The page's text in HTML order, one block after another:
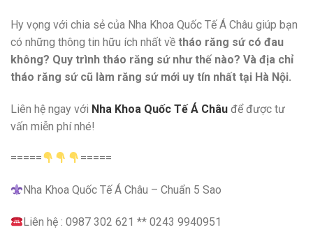
Hy vọng với chia sẻ của Nha Khoa Quốc Tế Á Châu giúp bạn
có những thông tin hữu ích nhất về tháo răng sứ có đau
không? Quy trình tháo răng sứ như thế nào? Và địa chỉ
tháo răng sứ cũ làm răng sứ mới uy tín nhất tại Hà Nội.
Liên hệ ngay với Nha Khoa Quốc Tế Á Châu để được tư
vấn miễn phí nhé!
===== =====
Nha Khoa Quốc Tế Á Châu – Chuẩn 5 Sao
Liên hệ : 0987 302 621 ** 0243 9940951